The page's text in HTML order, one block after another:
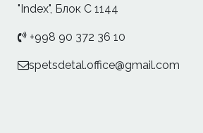
"Index", Блок С 1144
+998 90 372 36 10
spetsdetal.office@gmail.com